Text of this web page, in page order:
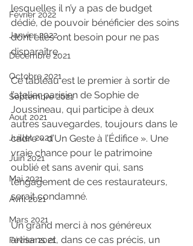
Février 2022
Janvier 2022
Décembre 2021
Octobre 2021
Septembre 2021
Aout 2021
Juillet 2021
Juin 2021
Mai 2021
Avril 2021
Mars 2021
Février 2021
lesquelles il n’y a pas de budget
dédié, de pouvoir bénéficier des soins
dont elles ont besoin pour ne pas
disparaître.
Ce tableau est le premier à sortir de
l’atelier parisien de Sophie de
Joussineau, qui participe à deux
autres sauvegardes, toujours dans le
cadre « d’Un Geste à l’Édifice ». Une
vraie chance pour le patrimoine
oublié et sans avenir qui, sans
l’engagement de ces restaurateurs,
serait condamné.
Un grand merci à nos généreux
artisans et, dans ce cas précis, un